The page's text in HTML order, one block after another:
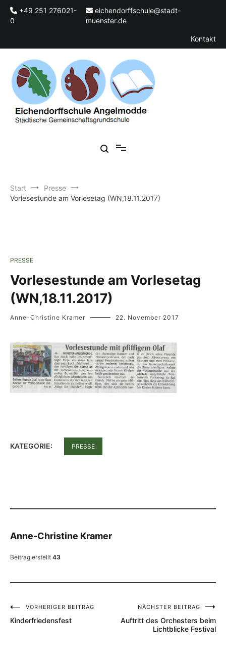
Zum
Inhalt
springen
+49 251 276021-
0
eichendorffschule@stadt-
muenster.de
Kontakt
Start
Presse
Vorlesestunde am Vorlesetag (WN,18.11.2017)
PRESSE
Vorlesestunde am Vorlesetag
(WN,18.11.2017)
Anne-Christine Kramer 22. November 2017
KATEGORIE: PRESSE
Anne-Christine Kramer
Beitrag erstellt 43
Beitragsnavigation
VORHERIGER BEITRAG
Kinderfriedensfest
NÄCHSTER BEITRAG
Auftritt des Orchesters beim
Lichtblicke Festival